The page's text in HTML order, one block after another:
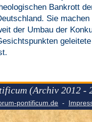
Bankrott
Sie
der Umbau der
(Archiv 2012 -
pontificum.de -